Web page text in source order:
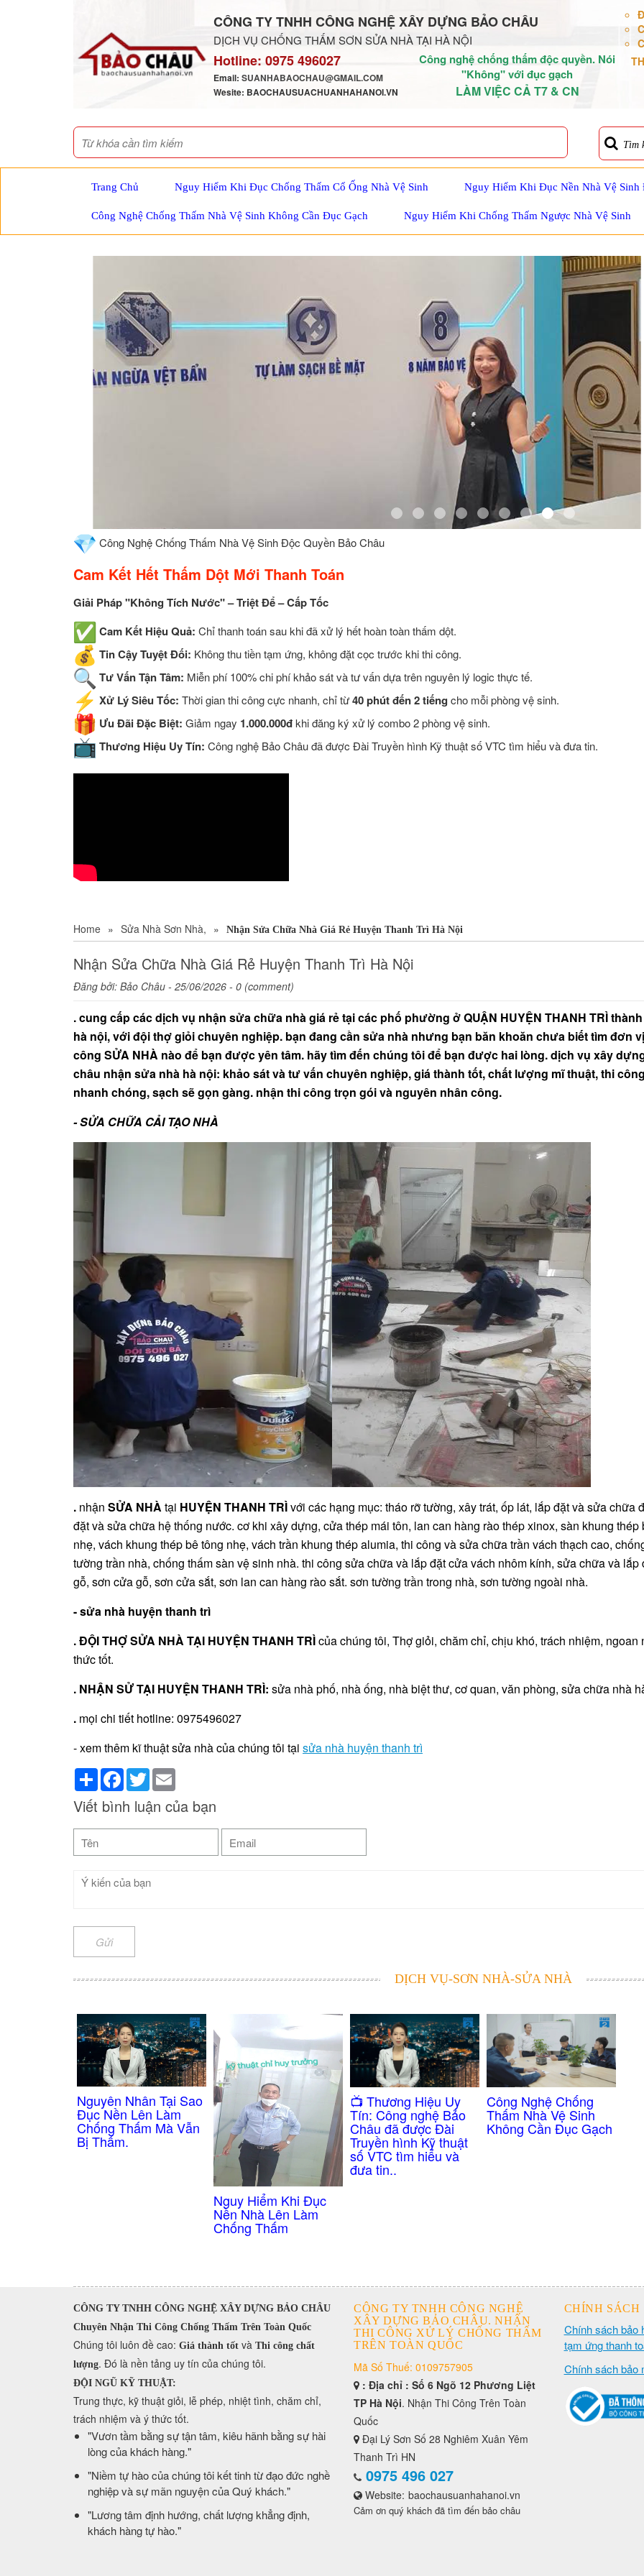
CÔNG TY TNHH CÔNG NGHỆ XÂY DỰNG BẢO CHÂU
DỊCH VỤ CHỐNG THẤM SƠN SỬA NHÀ TẠI HÀ NỘI
Hotline: 0975 496027
Email: SUANHABAOCHAU@GMAIL.COM
Wesite: BAOCHAUSUACHUANHAHANOI.VN
Công nghệ chống thấm độc quyền. Nói
"Không" với đục gạch
LÀM VIỆC CẢ T7 & CN
Tìm
Trang Chủ Nguy Hiểm Khi Đục Chống Thấm Cổ Ống Nhà Vệ Sinh Nguy Hiểm Khi Đục Nền Nhà Vệ Sinh
Công Nghệ Chống Thấm Nhà Vệ Sinh Không Cần Đục Gạch Nguy Hiểm Khi Chống Thấm Ngược Nhà Vệ Sinh
Công Nghệ Chống Thấm Nhà Vệ Sinh Độc Quyền Bảo Châu
Cam Kết Hết Thấm Dột Mới Thanh Toán
Giải Pháp "Không Tích Nước" – Triệt Để – Cấp Tốc
Cam Kết Hiệu Quả: Chỉ thanh toán sau khi đã xử lý hết hoàn toàn thấm dột.
Tin Cậy Tuyệt Đối: Không thu tiền tạm ứng, không đặt cọc trước khi thi công.
Tư Vấn Tận Tâm: Miễn phí 100% chi phí khảo sát và tư vấn dựa trên nguyên lý logic thực tế.
Xử Lý Siêu Tốc: Thời gian thi công cực nhanh, chỉ từ40 phút đến 2 tiếng cho mỗi phòng vệ sinh.
Ưu Đãi Đặc Biệt: Giảm ngay 1.000.000đkhi đăng ký xử lý combo 2 phòng vệ sinh.
Thương Hiệu Uy Tín: Công nghệ Bảo Châu đã được Đài Truyền hình Kỹ thuật số VTC tìm hiểu và đưa tin.
Home » Sửa Nhà Sơn Nhà, » Nhận Sửa Chữa Nhà Giá Rẻ Huyện Thanh Trì Hà Nội
Nhận Sửa Chữa Nhà Giá Rẻ Huyện Thanh Trì Hà Nội
Đăng bởi: Bảo Châu - 25/06/2026 - 0 (comment)
. cung cấp các dịch vụ nhận sửa chữa nhà giá rẻ tại các phố phường ở QUẬN HUYỆN THANH TRÌ
hà nội, với đội thợ giỏi chuyên nghiệp. bạn đang cần sửa nhà nhưng bạn băn khoăn chưa biết tìm đơn
công SỬA NHÀ nào để bạn được yên tâm. hãy tìm đến chúng tôi để bạn được hai lòng. dịch vụ xây
châu nhận sửa nhà hà nội: khảo sát và tư vấn chuyên nghiệp, giá thành tốt, chất lượng mĩ thuật, thi công
nhanh chóng, sạch sẽ gọn gàng. nhận thi công trọn gói và nguyên nhân công.
- SỬA CHỮA CẢI TẠO NHÀ
. nhận SỬA NHÀ tại HUYỆN THANH TRÌvới các hạng mục: tháo rỡ tường, xây trát, ốp lát, lắp đặt và sửa chữa
đặt và sửa chữa hệ thống nước. cơ khi xây dựng, cửa thép mái tôn, lan can hàng rào thép xinox, sàn khung thép
nhẹ, vách khung thép bê tông nhẹ, vách trần khung thép alumia, thi công và sửa chữa trần vách thạch cao,
tường trần nhà, chống thấm sàn vệ sinh nhà. thi công sửa chữa và lắp đặt cửa vách nhôm kính, sửa chữa và lắp
gỗ, sơn cửa gỗ, sơn cửa sắt, sơn lan can hàng rào sắt. sơn tường trần trong nhà, sơn tường ngoài nhà.
- sửa nhà huyện thanh trì
. ĐỘI THỢ SỬA NHÀ TẠI HUYỆN THANH TRÌcủa chúng tôi, Thợ giỏi, chăm chỉ, chịu khó, trách nhiệm, ngoan
thức tốt.
. NHẬN SỬ TẠI HUYỆN THANH TRÌ: sửa nhà phố, nhà ống, nhà biệt thư, cơ quan, văn phòng, sửa chữa nhà
. mọi chi tiết hotline: 0975496027
- xem thêm kĩ thuật sửa nhà của chúng tôi tại sửa nhà huyện thanh trì
ShareFacebook
Twitter
Viết bình luận của bạn
Gửi
DỊCH VỤ-SƠN NHÀ-SỬA NHÀ
Nguyên Nhân Tại Sao
Đục Nền Lên Làm
Chống Thấm Mà Vẫn
Bị Thấm.
Nguy Hiểm Khi Đục
Nền Nhà Lên Làm
Chống Thấm
​📺 Thương Hiệu Uy
Tín: Công nghệ Bảo
Châu đã được Đài
Truyền hình Kỹ thuật
số VTC tìm hiểu và
đưa tin..
Công Nghệ Chống
Thấm Nhà Vệ Sinh
Không Cần Đục Gạch
CÔNG TY TNHH CÔNG NGHỆ XÂY DỰNG BẢO CHÂU
Chuyên Nhận Thi Công Chống Thấm Trên Toàn Quốc
​Chúng tôi luôn đề cao: Giá thành tốt và Thi công chất
lượng. Đó là nền tảng uy tín của chúng tôi.
ĐỘI NGŨ KỸ THUẬT:
Trung thực, kỹ thuật giỏi, lễ phép, nhiệt tình, chăm chỉ,
trách nhiệm và ý thức tốt.
​"Vươn tầm bằng sự tận tâm, kiêu hãnh bằng sự hài
lòng của khách hàng."
​"Niềm tự hào của chúng tôi kết tinh từ đạo đức nghề
nghiệp và sự mãn nguyện của Quý khách."
​"Lương tâm định hướng, chất lượng khẳng định,
khách hàng tự hào."
CÔNG TY TNHH CÔNG NGHỆ
XÂY DỰNG BẢO CHÂU. NHẬN
THI CÔNG XỬ LÝ CHỐNG THẤM
TRÊN TOÀN QUỐC
Mã Số Thuế: 0109757905
: Địa chỉ : Số 6 Ngõ 12 Phương Liệt
TP Hà Nội. Nhận Thi Công Trên Toàn
Quốc
Đại Lý Sơn Số 28 Nghiêm Xuân Yêm
Thanh Trì HN
0975 496 027
Website: baochausuanhahanoi.vn
Cảm ơn quý khách đã tìm đến bảo châu
CHÍNH SÁCH
Chính sách bảo
tạm ứng thanh
Chính sách bảo